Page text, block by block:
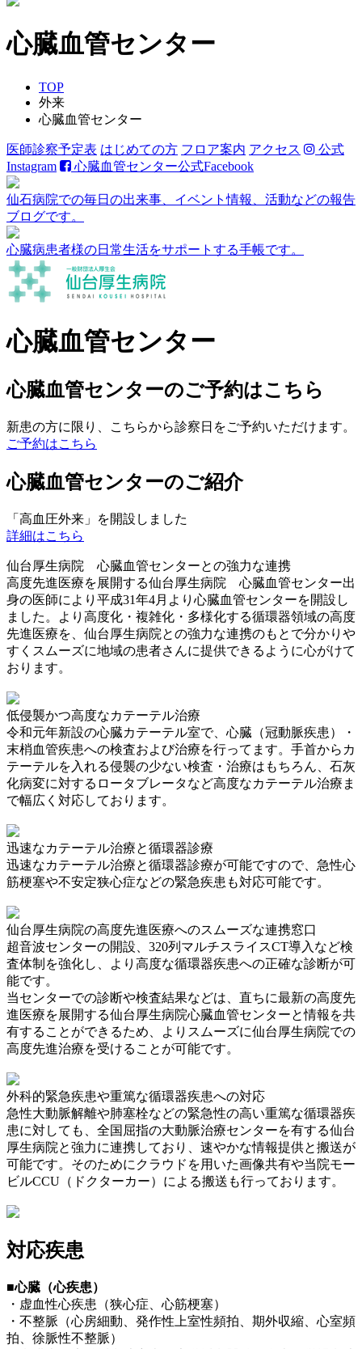
心臓血管センター
TOP
外来
心臓血管センター
医師診察予定表 はじめての方 フロア案内 アクセス
公式
Instagram
心臓血管センター公式Facebook
仙石病院での毎日の出来事、イベント情報、活動などの報告
ブログです。
心臓病患者様の日常生活をサポートする手帳です。
心臓血管センター
心臓血管センターのご予約はこちら
新患の方に限り、こちらから診察日をご予約いただけます。
ご予約はこちら
心臓血管センターのご紹介
「高血圧外来」を開設しました
詳細はこちら
仙台厚生病院 心臓血管センターとの強力な連携
高度先進医療を展開する仙台厚生病院 心臓血管センター出
身の医師により平成31年4月より心臓血管センターを開設し
ました。より高度化・複雑化・多様化する循環器領域の高度
先進医療を、仙台厚生病院との強力な連携のもとで分かりや
すくスムーズに地域の患者さんに提供できるように心がけて
おります。
低侵襲かつ高度なカテーテル治療
令和元年新設の心臓カテーテル室で、心臓（冠動脈疾患）・
末梢血管疾患への検査および治療を行ってます。手首からカ
テーテルを入れる侵襲の少ない検査・治療はもちろん、石灰
化病変に対するロータブレータなど高度なカテーテル治療ま
で幅広く対応しております。
迅速なカテーテル治療と循環器診療
迅速なカテーテル治療と循環器診療が可能ですので、急性心
筋梗塞や不安定狭心症などの緊急疾患も対応可能です。
仙台厚生病院の高度先進医療へのスムーズな連携窓口
超音波センターの開設、320列マルチスライスCT導入など検
査体制を強化し、より高度な循環器疾患への正確な診断が可
能です。
当センターでの診断や検査結果などは、直ちに最新の高度先
進医療を展開する仙台厚生病院心臓血管センターと情報を共
有することができるため、よりスムーズに仙台厚生病院での
高度先進治療を受けることが可能です。
外科的緊急疾患や重篤な循環器疾患への対応
急性大動脈解離や肺塞栓などの緊急性の高い重篤な循環器疾
患に対しても、全国屈指の大動脈治療センターを有する仙台
厚生病院と強力に連携しており、速やかな情報提供と搬送が
可能です。そのためにクラウドを用いた画像共有や当院モー
ビルCCU（ドクターカー）による搬送も行っております。
対応疾患
■心臓（心疾患）
・虚血性心疾患（狭心症、心筋梗塞）
・不整脈（心房細動、発作性上室性頻拍、期外収縮、心室頻
拍、徐脈性不整脈）